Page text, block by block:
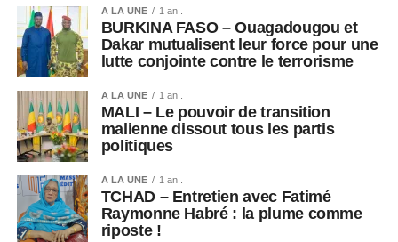
A LA UNE 1 an .
BURKINA FASO – Ouagadougou et
Dakar mutualisent leur force pour une
lutte conjointe contre le terrorisme
A LA UNE 1 an .
MALI – Le pouvoir de transition
malienne dissout tous les partis
politiques
A LA UNE 1 an .
TCHAD – Entretien avec Fatimé
Raymonne Habré : la plume comme
riposte !